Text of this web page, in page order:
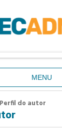
MENU
Perfil do autor